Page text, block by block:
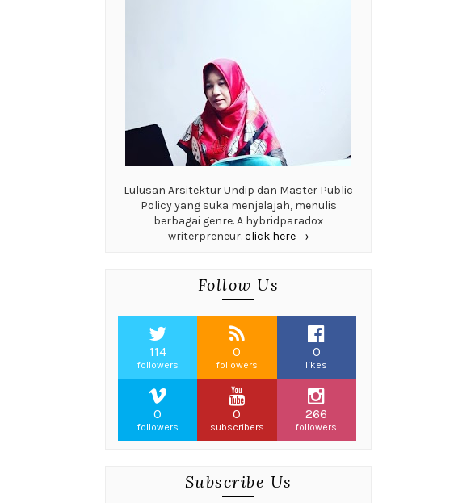
Lulusan Arsitektur Undip dan Master Public
Policy yang suka menjelajah, menulis
berbagai genre. A hybridparadox
writerpreneur.click here →
Follow Us
114
followers
0
followers
0
likes
0
followers
0
subscribers
266
followers
Subscribe Us